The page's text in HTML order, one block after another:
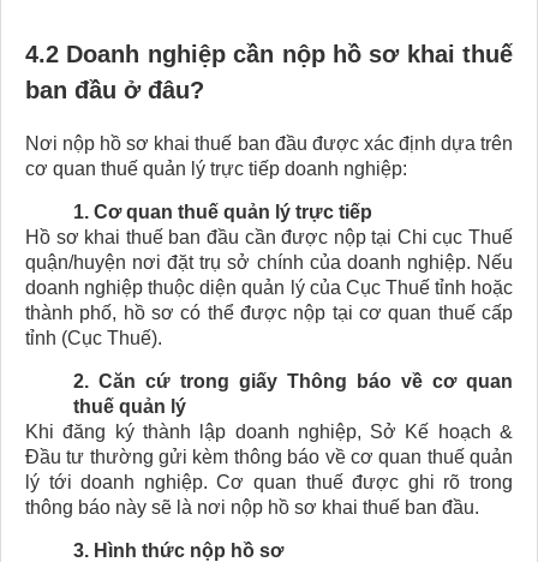
4.2 Doanh nghiệp cần nộp hồ sơ khai thuế
ban đầu ở đâu?
Nơi nộp hồ sơ khai thuế ban đầu được xác định dựa trên
cơ quan thuế quản lý trực tiếp doanh nghiệp:
1. Cơ quan thuế quản lý trực tiếp
Hồ sơ khai thuế ban đầu cần được nộp tại Chi cục Thuế
quận/huyện nơi đặt trụ sở chính của doanh nghiệp. Nếu
doanh nghiệp thuộc diện quản lý của Cục Thuế tỉnh hoặc
thành phố, hồ sơ có thể được nộp tại cơ quan thuế cấp
tỉnh (Cục Thuế).
2. Căn cứ trong giấy Thông báo về cơ quan
thuế quản lý
Khi đăng ký thành lập doanh nghiệp, Sở Kế hoạch &
Đầu tư thường gửi kèm thông báo về cơ quan thuế quản
lý tới doanh nghiệp. Cơ quan thuế được ghi rõ trong
thông báo này sẽ là nơi nộp hồ sơ khai thuế ban đầu.
3. Hình thức nộp hồ sơ